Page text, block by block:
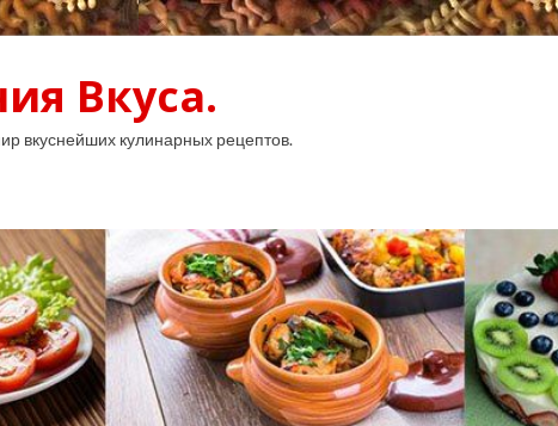
Вкуса.
вкуснейших кулинарных рецептов.